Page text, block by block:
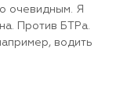
очевидным. Я
Против БТРа.
водить